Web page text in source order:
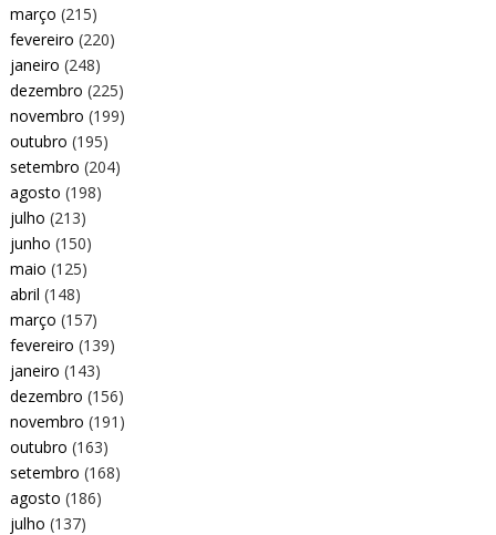
março (215)
fevereiro (220)
janeiro (248)
dezembro (225)
novembro (199)
outubro (195)
setembro (204)
agosto (198)
julho (213)
junho (150)
maio (125)
abril (148)
março (157)
fevereiro (139)
janeiro (143)
dezembro (156)
novembro (191)
outubro (163)
setembro (168)
agosto (186)
julho (137)